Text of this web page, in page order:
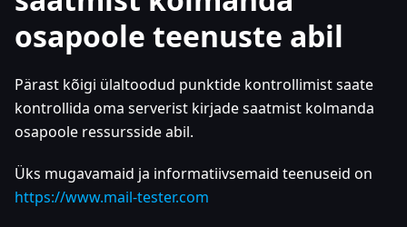
osapoole teenuste abil
Pärast kõigi ülaltoodud punktide kontrollimist saate
kontrollida oma serverist kirjade saatmist kolmanda
osapoole ressursside abil.
Üks mugavamaid ja informatiivsemaid teenuseid on
https://www.mail-tester.com